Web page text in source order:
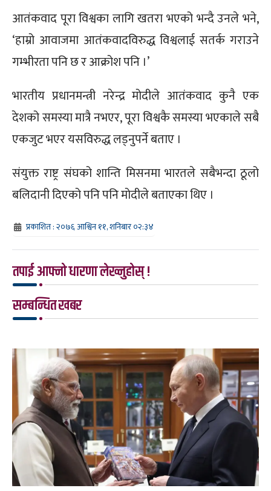
आतंकवाद पूरा विश्वका लागि खतरा भएको भन्दै उनले भने,
‘हाम्रो आवाजमा आतंकवादविरुद्ध विश्वलाई सतर्क गराउने
गम्भीरता पनि छ र आक्रोश पनि ।’
भारतीय प्रधानमन्त्री नरेन्द्र मोदीले आतंकवाद कुनै एक
देशको समस्या मात्रै नभएर, पूरा विश्वकै समस्या भएकाले सबै
एकजुट भएर यसविरुद्ध लड्नुपर्ने बताए ।
संयुक्त राष्ट्र संघको शान्ति मिसनमा भारतले सबैभन्दा ठूलो
बलिदानी दिएको पनि पनि मोदीले बताएका थिए ।
प्रकाशित : २०७६ आश्विन ११, शनिबार ०२:३४
तपाई आफ्नो धारणा लेख्नुहोस् !
सम्बन्धित खबर